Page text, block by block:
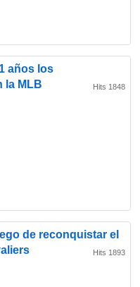
años los
la MLB
Hits 1848
de reconquistar el
Hits 1893